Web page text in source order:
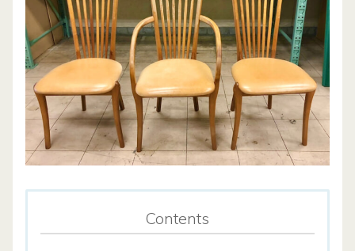
Contents